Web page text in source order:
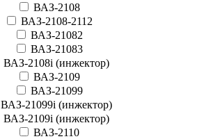
ВАЗ-2108
ВАЗ-2108-2112
ВАЗ-21082
ВАЗ-21083
ВАЗ-2108i (инжектор)
ВАЗ-2109
ВАЗ-21099
ВАЗ-21099i (инжектор)
ВАЗ-2109i (инжектор)
ВАЗ-2110